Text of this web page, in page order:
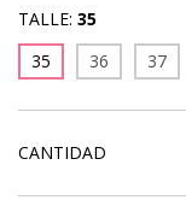
TALLE: 35
35
36 37
CANTIDAD